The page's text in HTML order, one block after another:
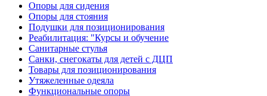
Опоры для сидения
Опоры для стояния
Подушки для позиционирования
Реабилитация: "Курсы и обучение
Санитарные стулья
Санки, снегокаты для детей с ДЦП
Товары для позиционирования
Утяжеленные одеяла
Функциональные опоры